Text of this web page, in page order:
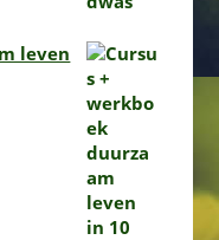
leven